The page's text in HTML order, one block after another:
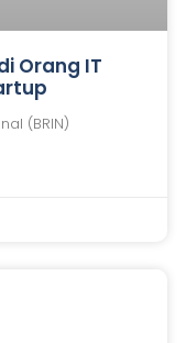
Orang IT
(BRIN)